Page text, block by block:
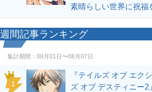
素晴らしい世界に祝福
週間記事ランキング
集計期間： 08月01日〜08月07日
1
『テイルズ オブ エク
ズ オブ デスティニー